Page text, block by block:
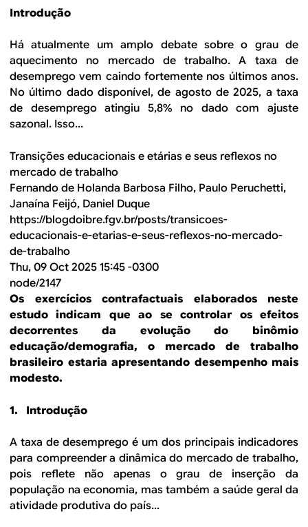
c
a
Introdução
Há atualmente um amplo debate sobre o grau de
aquecimento no mercado de trabalho. A taxa de
desemprego vem caindo fortemente nos últimos anos.
No último dado disponível, de agosto de 2025, a taxa
de desemprego atingiu 5,8% no dado com ajuste
sazonal. Isso...
Transições educacionais e etárias e seus reflexos no
mercado de trabalho
Fernando de Holanda Barbosa Filho, Paulo Peruchetti,
Janaína Feijó, Daniel Duque
https://blogdoibre.fgv.br/posts/transicoes-
educacionais-e-etarias-e-seus-reflexos-no-mercado-
de-trabalho
Thu, 09 Oct 2025 15:45 -0300
node/2147
Os exercícios contrafactuais elaborados neste
estudo indicam que ao se controlar os efeitos
decorrentes da evolução do binômio
educação/demografia, o mercado de trabalho
brasileiro estaria apresentando desempenho mais
modesto.
1. Introdução
A taxa de desemprego é um dos principais indicadores
para compreender a dinâmica do mercado de trabalho,
pois reflete não apenas o grau de inserção da
população na economia, mas também a saúde geral da
atividade produtiva do país...